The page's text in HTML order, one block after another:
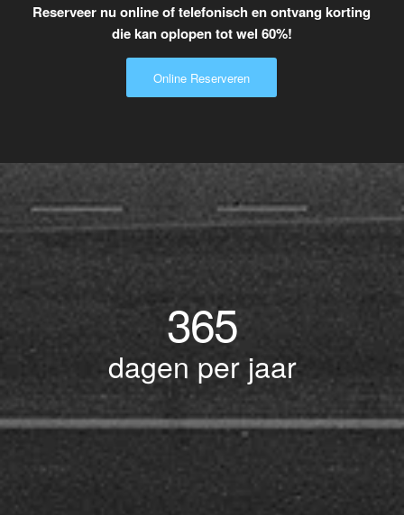
Reserveer nu online of telefonisch en ontvang korting
die kan oplopen tot wel 60%!
Online Reserveren
365
dagen per jaar